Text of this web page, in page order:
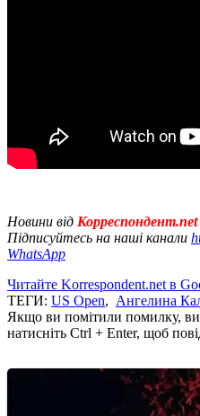
Новини від Корреспондент.net
Підписуйтесь на наші канали
WhatsApp
Читайте Korrespondent.net в
ТЕГИ: US Open, Ангелина
Якщо ви помітили помилку,
натисніть Ctrl + Enter, щоб